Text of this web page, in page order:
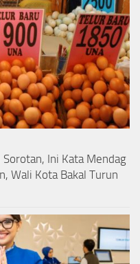
Sorotan, Ini Kata Mendag
Wali Kota Bakal Turun